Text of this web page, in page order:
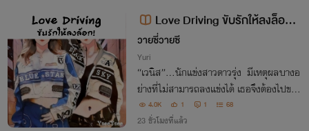
ไหม Love Driving ขับรักให้ลงล็อก!
(NC18+++)
วายซี่วายซี
Yuri
“เวนิส”…นักแข่งสาวดาวรุ่ง มีเหตุผลบางอ
ย่างที่ไม่สามารถลงแข่งได้ เธอจึงต้องไปขอใ
ห้นักแข่งสาว N0.1… “อันดา” ย้ายทีม…มา
ช่วยเหลือเธอ แต่ทว่า…ทั้งสองสาวกลับเป็
4.0K 1 1 68
23 ชั่วโมงที่แล้ว